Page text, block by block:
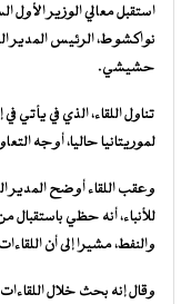
استقبل معالي الوزير الأول
نواكشوط، الرئيس المدير
حشيشي.
تناول اللقاء، الذي في
لموريتانيا حاليا، أوجه
وعقب اللقاء أوضح المدير
للأنباء، أنه حظي باستقبال
والنفط، مشيرا إلى أن
وقال إنه بحث خلال